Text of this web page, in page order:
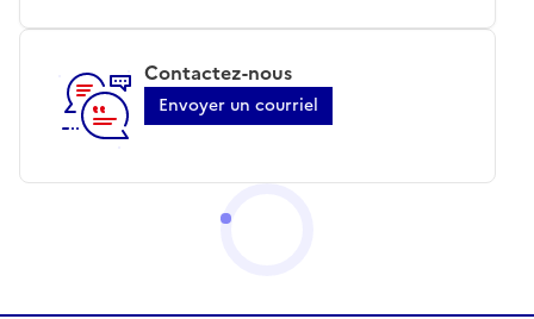
Contactez-nous
Envoyer un courriel